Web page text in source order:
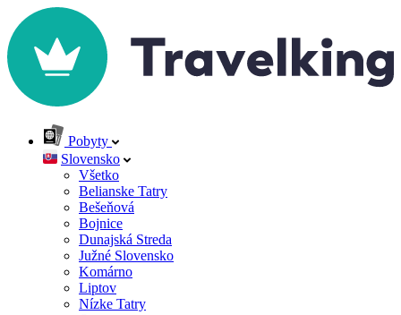
Pobyty
Slovensko
Všetko
Belianske Tatry
Bešeňová
Bojnice
Dunajská Streda
Južné Slovensko
Komárno
Liptov
Nízke Tatry